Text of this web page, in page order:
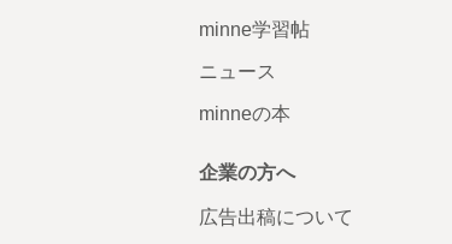
minne学習帖
ニュース
minneの本
企業の方へ
広告出稿について